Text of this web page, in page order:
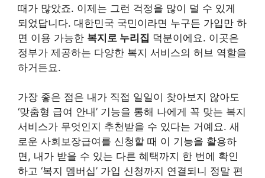
때가 많았죠. 이제는 그런 걱정을 많이 덜 수 있게
되었답니다. 대한민국 국민이라면 누구든 가입만 하
면 이용 가능한 복지로 누리집 덕분이에요. 이곳은
정부가 제공하는 다양한 복지 서비스의 허브 역할을
하거든요.
가장 좋은 점은 내가 직접 일일이 찾아보지 않아도
‘맞춤형 급여 안내’ 기능을 통해 나에게 꼭 맞는 복지
서비스가 무엇인지 추천받을 수 있다는 거예요. 새
로운 사회보장급여를 신청할 때 이 기능을 활용하
면, 내가 받을 수 있는 다른 혜택까지 한 번에 확인
하고 ‘복지 멤버십’ 가입 신청까지 연결되니 정말 편